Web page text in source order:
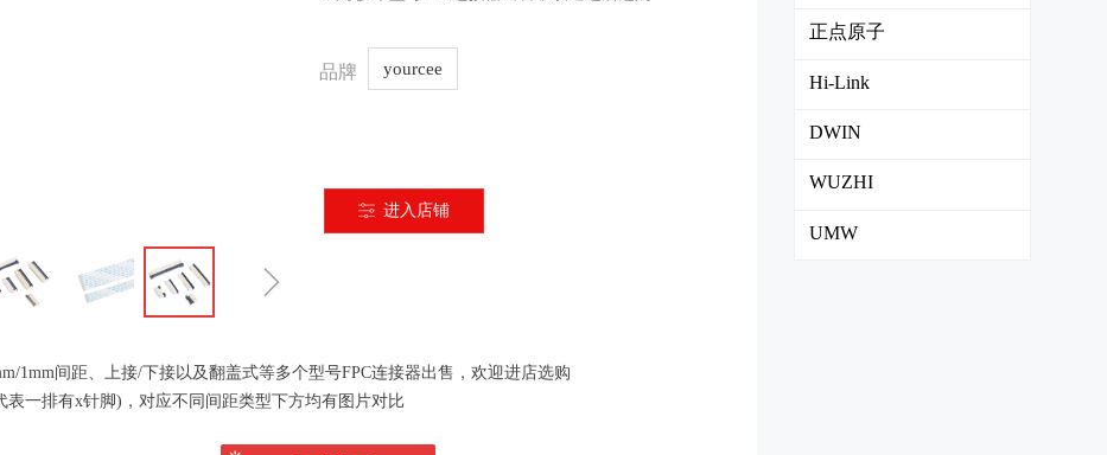
ꁇ
1mm间距、上接/下接以及翻盖式等多个型号FPC连接器出售，欢迎进店选购
表一排有x针脚)，对应不同间距类型下方均有图片对比
品牌 yourcee
ꀒ 进入店铺
正点原子
Hi-Link
DWIN
WUZHI
UMW